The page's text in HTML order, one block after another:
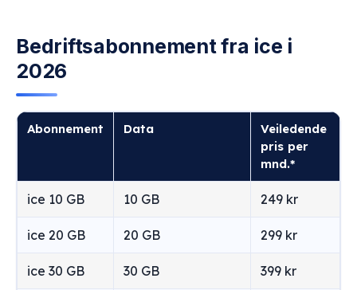
Bedriftsabonnement fra ice i
2026
Abonnement Data
Veiledende
pris per
mnd.*
ice 10 GB 10 GB 249 kr
ice 20 GB 20 GB 299 kr
ice 30 GB 30 GB 399 kr